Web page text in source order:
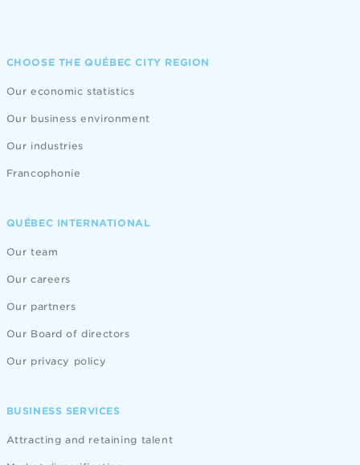
CHOOSE THE QUÉBEC CITY REGION
Our economic statistics
Our business environment
Our industries
Francophonie
QUÉBEC INTERNATIONAL
Our team
Our careers
Our partners
Our Board of directors
Our privacy policy
BUSINESS SERVICES
Attracting and retaining talent